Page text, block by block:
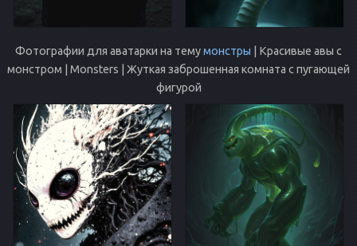
Фотографии для аватарки на темумонстры | Красивые авы с
монстром | Monsters | Жуткая заброшенная комната с пугающей
фигурой